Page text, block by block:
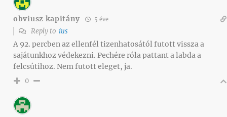
obviusz kapitány 5 éve
Reply to ius
A 92. percben az ellenfél tizenhatosától futott vissza a
sajátunkhoz védekezni. Pechére róla pattant a labda a
felcsútihoz. Nem futott eleget, ja.
0